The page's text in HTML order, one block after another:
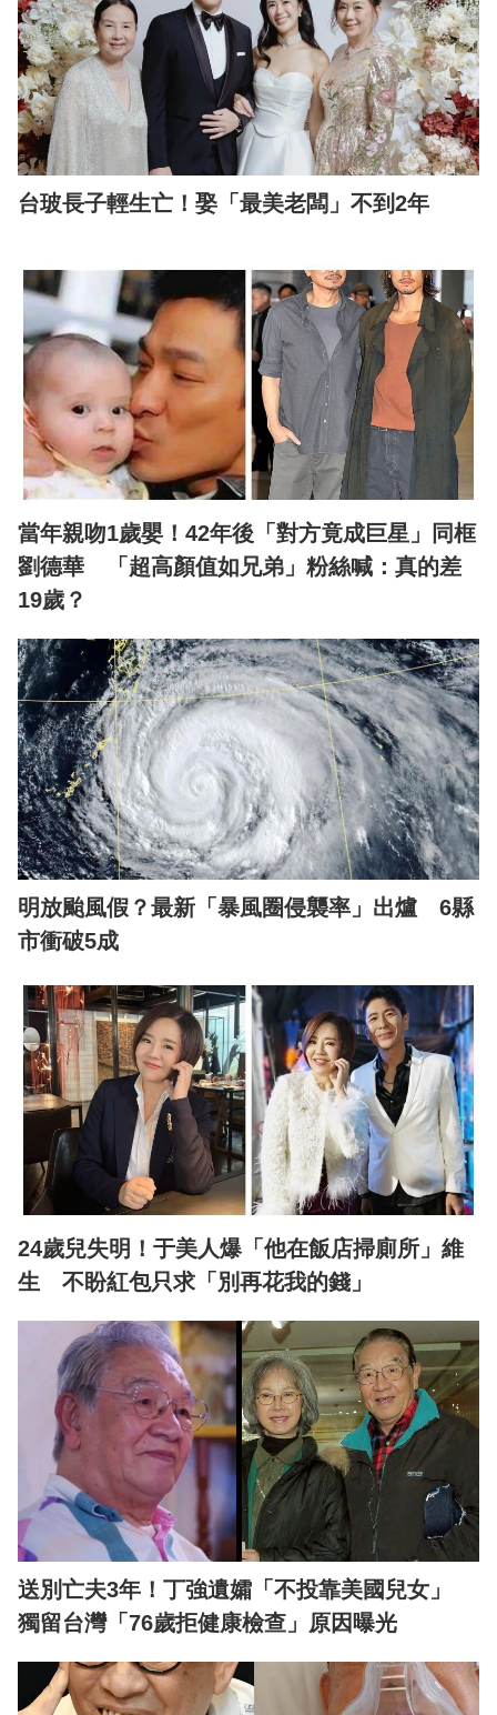
台玻長子輕生亡！娶「最美老闆」不到2年
當年親吻1歲嬰！42年後「對方竟成巨星」同框
劉德華 「超高顏值如兄弟」粉絲喊：真的差
19歲？
明放颱風假？最新「暴風圈侵襲率」出爐 6縣
市衝破5成
24歲兒失明！于美人爆「他在飯店掃廁所」維
生 不盼紅包只求「別再花我的錢」
送別亡夫3年！丁強遺孀「不投靠美國兒女」
獨留台灣「76歲拒健康檢查」原因曝光